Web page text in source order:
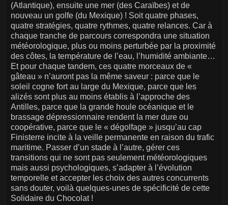
(Atlantique), ensuite une mer (des Caraïbes) et de
nouveau un golfe (du Mexique) ! Soit quatre phases,
quatre stratégies, quatre rythmes, quatre relances. Car à
chaque tranche de parcours correspondra une situation
météorologique, plus ou moins perturbée par la proximité
des côtes, la température de l’eau, l’humidité ambiante…
Et pour chaque tandem, ces quatre morceaux de «
gâteau » n’auront pas la même saveur : parce que le
soleil cogne fort au large du Mexique, parce que les
alizés sont plus au moins établis à l’approche des
Antilles, parce que la grande houle océanique et le
brassage dépressionnaire rendent la mer dure ou
coopérative, parce que le « dégolfage » jusqu’au cap
Finisterre incite à la veille permanente en raison du trafic
maritime. Passer d’un stade à l’autre, gérer ces
transitions qui ne sont pas seulement météorologiques
mais aussi psychologiques, s’adapter à l’évolution
temporelle et accepter les choix des autres concurrents
sans douter, voilà quelques-unes de spécificité de cette
Solidaire du Chocolat !